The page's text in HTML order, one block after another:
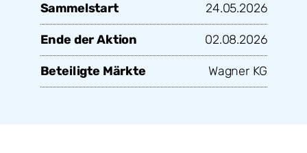
Sammelstart 24.05.2026
Ende der Aktion 02.08.2026
Beteiligte Märkte Wagner KG